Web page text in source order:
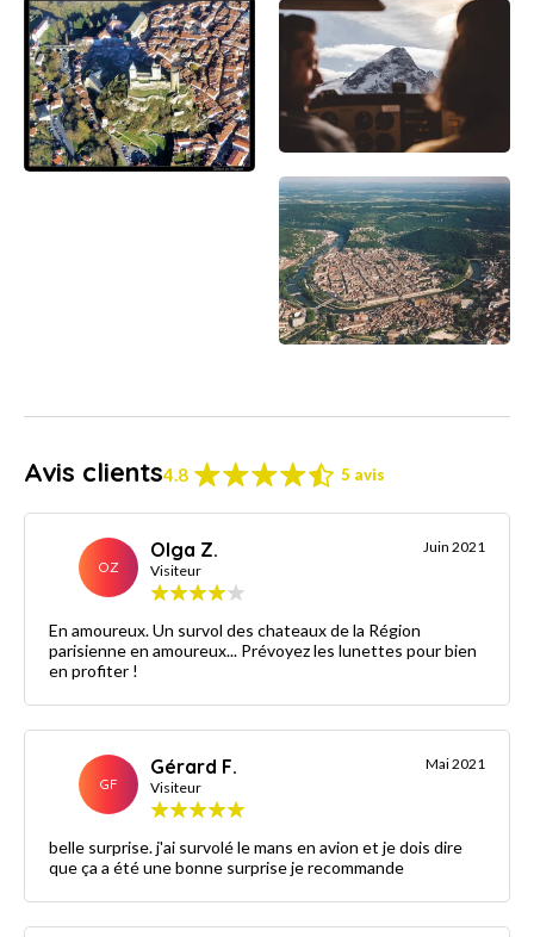
Avis clients4.8 5 avis
OZ
Olga Z.
Visiteur
Juin 2021
En amoureux. Un survol des chateaux de la Région
parisienne en amoureux... Prévoyez les lunettes pour bien
en profiter !
GF
Gérard F.
Visiteur
Mai 2021
belle surprise. j'ai survolé le mans en avion et je dois dire
que ça a été une bonne surprise je recommande